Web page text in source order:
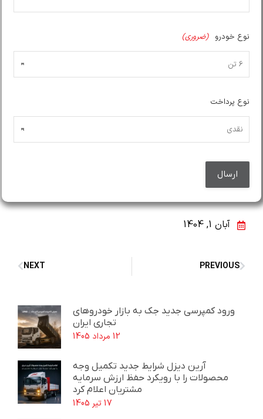
نوع خودرو (ضروری)
نوع پرداخت
آبان 1, 1404
PREVIOUS
NEXT
ورود کمپرسی جدید جک به بازار خودروهای
تجاری ایران
12 مرداد 1405
آرین دیزل شرایط جدید تکمیل وجه
محصولات را با رویکرد حفظ ارزش سرمایه
مشتریان اعلام کرد
17 تیر 1405